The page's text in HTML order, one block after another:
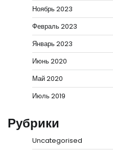
Ноябрь 2023
Февраль 2023
Январь 2023
Июнь 2020
Май 2020
Июль 2019
Рубрики
Uncategorised